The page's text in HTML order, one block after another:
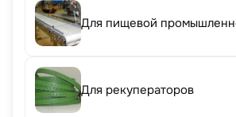
Для пищевой
Для рекуператоров